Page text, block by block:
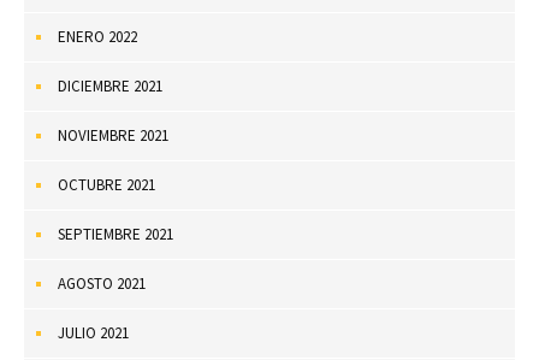
ENERO 2022
DICIEMBRE 2021
NOVIEMBRE 2021
OCTUBRE 2021
SEPTIEMBRE 2021
AGOSTO 2021
JULIO 2021